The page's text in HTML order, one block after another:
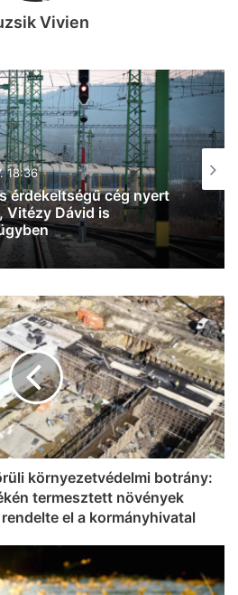
Vivien
18:36
érdekeltségű cég nyert
Vitézy Dávid is
környezetvédelmi botrány:
termesztett növények
el a kormányhivatal